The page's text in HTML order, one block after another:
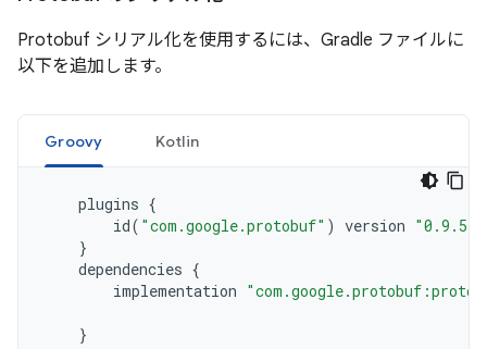
Protobuf シリアル化を使用するには、Gradle ファイルに
以下を追加します。
Groovy Kotlin
plugins {
id( "com.google.protobuf" ) version "0.9.5"
}
dependencies {
implementation
}